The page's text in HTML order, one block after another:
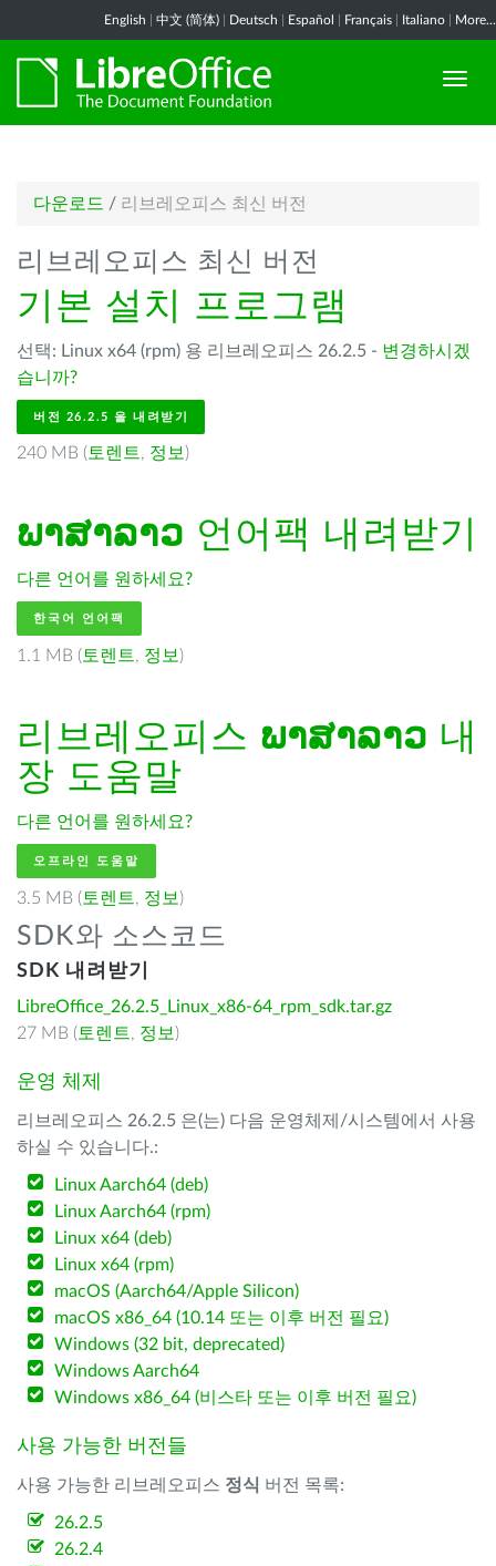
English 中文 (简体) Deutsch Español Français Italiano More...
다운로드 / 리브레오피스 최신 버전
리브레오피스 최신 버전
기본 설치 프로그램
선택: Linux x64 (rpm) 용 리브레오피스 26.2.5 - 변경하시겠
습니까?
버전 26.2.5 을 내려받기
240 MB ( 토렌트, 정보 )
ພາສາລາວ 언어팩 내려받기
다른 언어를 원하세요?
한국어 언어팩
1.1 MB ( 토렌트, 정보 )
리브레오피스 ພາສາລາວ 내
장 도움말
다른 언어를 원하세요?
오프라인 도움말
3.5 MB ( 토렌트, 정보 )
SDK와 소스코드
SDK 내려받기
LibreOffice_26.2.5_Linux_x86-64_rpm_sdk.tar.gz
27 MB ( 토렌트, 정보 )
운영 체제
리브레오피스 26.2.5 은(는) 다음 운영체제/시스템에서 사용
하실 수 있습니다.:
Linux Aarch64 (deb)
Linux Aarch64 (rpm)
Linux x64 (deb)
Linux x64 (rpm)
macOS (Aarch64/Apple Silicon)
macOS x86_64 (10.14 또는 이후 버전 필요)
Windows (32 bit, deprecated)
Windows Aarch64
Windows x86_64 (비스타 또는 이후 버전 필요)
사용 가능한 버전들
사용 가능한 리브레오피스 정식 버전 목록:
26.2.5
26.2.4